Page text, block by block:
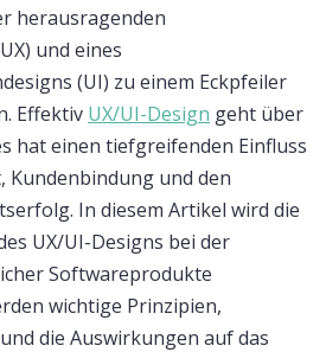
herausragenden
und eines
(UI) zu einem Eckpfeiler
Effektiv UX/UI-Design geht über
hat einen tiefgreifenden Einfluss
Kundenbindung und den
In diesem Artikel wird die
UX/UI-Designs bei der
Softwareprodukte
wichtige Prinzipien,
die Auswirkungen auf das